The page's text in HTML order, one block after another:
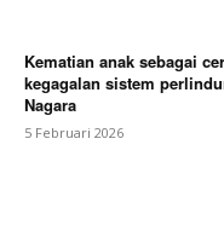
Kematian anak sebagai
kegagalan sistem
Nagara
5 Februari 2026